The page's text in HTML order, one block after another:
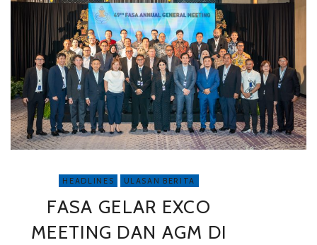
HEADLINES ULASAN BERITA
FASA GELAR EXCO
MEETING DAN AGM DI